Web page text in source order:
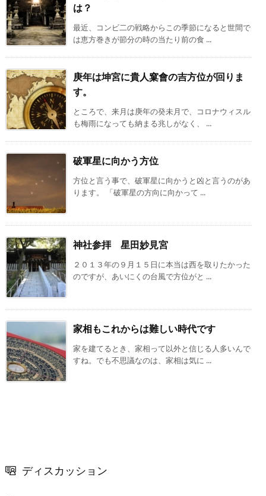
は？
最近、コンビ二の戦略からこの季節になると世間で
は恵方巻きが節分の時の当たり前の食 ...
庚年は坤宮に貴人窠會の吉方位が回りま
す。
ところで、来月は庚年の癸未月で、コロナウィスル
も梅雨になっても納まる兆しがなく、 ...
破軍星に向かう方位
方位と言う事で、破軍星に向かうと凶と言うのがあ
ります。 「破軍星の方向に向かって ...
神社参拝 星田妙見宮
２０１３年の９月１５日に本当は西を取りたかった
のですが、あいにくの台風で方位がと ...
家相もこれからは難しい時代です
家を建てるとき、家相って以外と信じる人多いんで
すね。でも不思議なのは、家相は気に ...
ディスカッション